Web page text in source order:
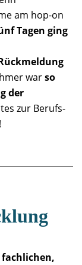
am hop-on
Tagen ging
warso
der
zur Berufs-
fachlichen,